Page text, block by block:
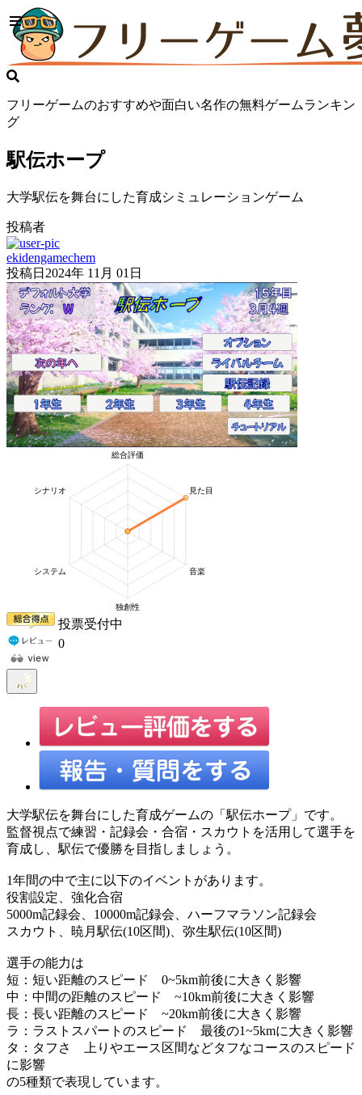
フリーゲームのおすすめや面白い名作の無料ゲームランキン
グ
駅伝ホープ
大学駅伝を舞台にした育成シミュレーションゲーム
投稿者
ekidengamechem
投稿日 2024年 11月 01日
投票受付中
0
大学駅伝を舞台にした育成ゲームの「駅伝ホープ」です。
監督視点で練習・記録会・合宿・スカウトを活用して選手を
育成し、駅伝で優勝を目指しましょう。
1年間の中で主に以下のイベントがあります。
役割設定、強化合宿
5000m記録会、10000m記録会、ハーフマラソン記録会
スカウト、暁月駅伝(10区間)、弥生駅伝(10区間)
選手の能力は
短：短い距離のスピード 0~5km前後に大きく影響
中：中間の距離のスピード ~10km前後に大きく影響
長：長い距離のスピード ~20km前後に大きく影響
ラ：ラストスパートのスピード 最後の1~5kmに大きく影響
タ：タフさ 上りやエース区間などタフなコースのスピード
に影響
の5種類で表現しています。